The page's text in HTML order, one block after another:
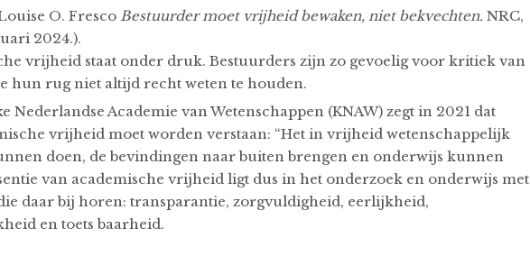
O. Fresco Bestuurder moet vrijheid bewaken, niet bekvechten. NRC,
2024.).
vrijheid staat onder druk. Bestuurders zijn zo gevoelig voor kritiek van
hun rug niet altijd recht weten te houden.
Nederlandse Academie van Wetenschappen (KNAW) zegt in 2021 dat
vrijheid moet worden verstaan: “Het in vrijheid wetenschappelijk
doen, de bevindingen naar buiten brengen en onderwijs kunnen
van academische vrijheid ligt dus in het onderzoek en onderwijs met
daar bij horen: transparantie, zorgvuldigheid, eerlijkheid,
en toets baarheid.